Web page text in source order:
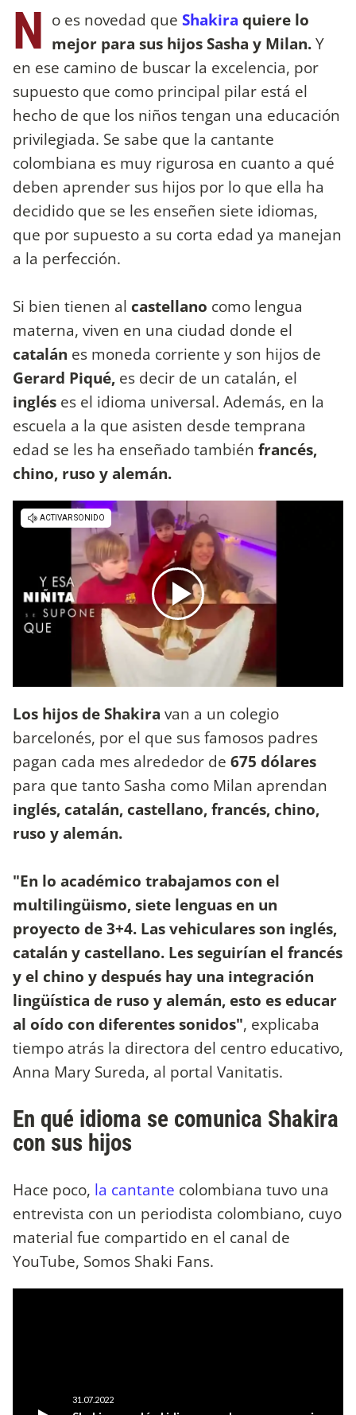
N o es novedad que Shakira quiere lo
mejor para sus hijos Sasha y Milan.Y
en ese camino de buscar la excelencia, por
supuesto que como principal pilar está el
hecho de que los niños tengan una educación
privilegiada. Se sabe que la cantante
colombiana es muy rigurosa en cuanto a qué
deben aprender sus hijos por lo que ella ha
decidido que se les enseñen siete idiomas,
que por supuesto a su corta edad ya manejan
a la perfección.
Si bien tienen al castellano como lengua
materna, viven en una ciudad donde el
catalán es moneda corriente y son hijos de
Gerard Piqué, es decir de un catalán, el
inglés es el idioma universal. Además, en la
escuela a la que asisten desde temprana
edad se les ha enseñado también francés,
chino, ruso y alemán.
Los hijos de Shakira van a un colegio
barcelonés, por el que sus famosos padres
pagan cada mes alrededor de 675 dólares
para que tanto Sasha como Milan aprendan
inglés, catalán, castellano, francés, chino,
ruso y alemán.
"En lo académico trabajamos con el
multilingüismo, siete lenguas en un
proyecto de 3+4. Las vehiculares son inglés,
catalán y castellano. Les seguirían el francés
y el chino y después hay una integración
lingüística de ruso y alemán, esto es educar
al oído con diferentes sonidos", explicaba
tiempo atrás la directora del centro educativo,
Anna Mary Sureda, al portal Vanitatis.
En qué idioma se comunica Shakira
con sus hijos
Hace poco, la cantante colombiana tuvo una
entrevista con un periodista colombiano, cuyo
material fue compartido en el canal de
YouTube, Somos Shaki Fans.